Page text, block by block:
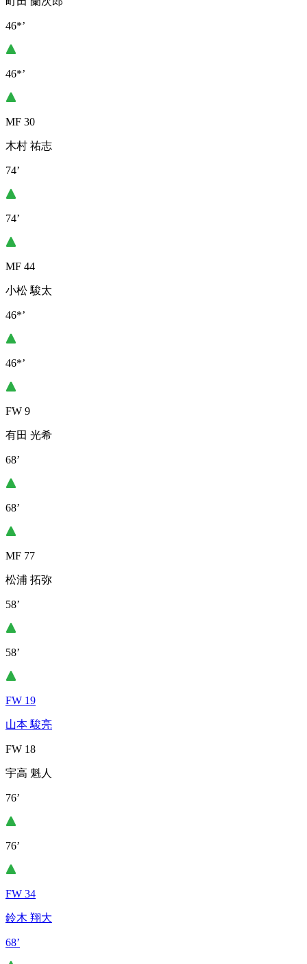
46*’
46*’
MF 30
木村 祐志
74’
74’
MF 44
小松 駿太
46*’
46*’
FW 9
有田 光希
68’
68’
MF 77
松浦 拓弥
58’
58’
FW 19
山本 駿亮
FW 18
宇高 魁人
76’
76’
FW 34
鈴木 翔大
68’